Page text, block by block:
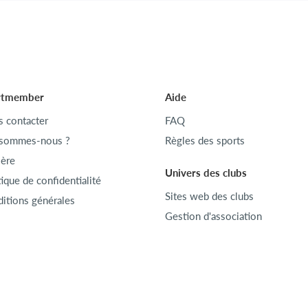
contacter
nous ?
de confidentialité
générales
Aide
FAQ
Règles des sports
Univers des clubs
Sites web des clubs
Gestion d'association